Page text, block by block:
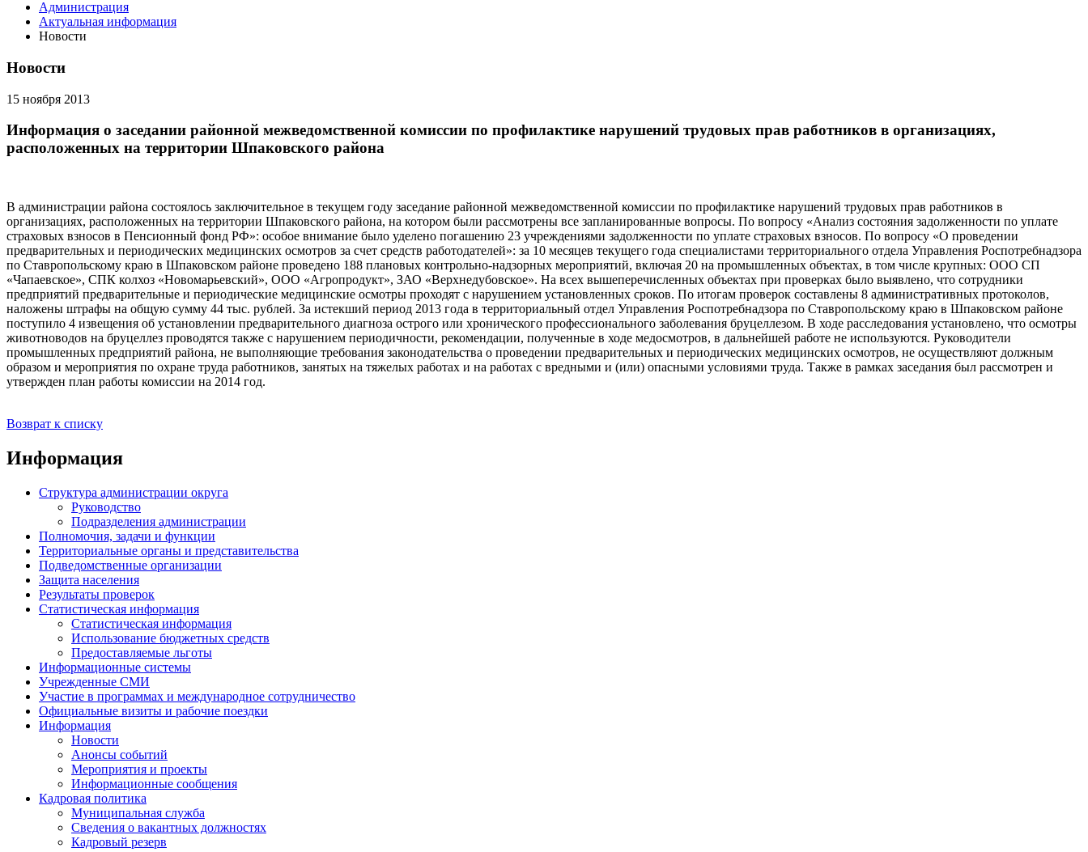
Администрация
Актуальная информация
Новости
Новости
15 ноября 2013
Информация о заседании районной межведомственной комиссии по профилактике нарушений трудовых прав работников в организациях,
расположенных на территории Шпаковского района
В администрации района состоялось заключительное в текущем году заседание районной межведомственной комиссии по профилактике нарушений трудовых прав работников в
организациях, расположенных на территории Шпаковского района, на котором были рассмотрены все запланированные вопросы. По вопросу «Анализ состояния задолженности по уплате
страховых взносов в Пенсионный фонд РФ»: особое внимание было уделено погашению 23 учреждениями задолженности по уплате страховых взносов. По вопросу «О проведении
предварительных и периодических медицинских осмотров за счет средств работодателей»: за 10 месяцев текущего года специалистами территориального отдела Управления Роспотребнадзора
по Ставропольскому краю в Шпаковском районе проведено 188 плановых контрольно-надзорных мероприятий, включая 20 на промышленных объектах, в том числе крупных: ООО СП
«Чапаевское», СПК колхоз «Новомарьевский», ООО «Агропродукт», ЗАО «Верхнедубовское». На всех вышеперечисленных объектах при проверках было выявлено, что сотрудники
предприятий предварительные и периодические медицинские осмотры проходят с нарушением установленных сроков. По итогам проверок составлены 8 административных протоколов,
наложены штрафы на общую сумму 44 тыс. рублей. За истекший период 2013 года в территориальный отдел Управления Роспотребнадзора по Ставропольскому краю в Шпаковском районе
поступило 4 извещения об установлении предварительного диагноза острого или хронического профессионального заболевания бруцеллезом. В ходе расследования установлено, что осмотры
животноводов на бруцеллез проводятся также с нарушением периодичности, рекомендации, полученные в ходе медосмотров, в дальнейшей работе не используются. Руководители
промышленных предприятий района, не выполняющие требования законодательства о проведении предварительных и периодических медицинских осмотров, не осуществляют должным
образом и мероприятия по охране труда работников, занятых на тяжелых работах и на работах с вредными и (или) опасными условиями труда. Также в рамках заседания был рассмотрен и
утвержден план работы комиссии на 2014 год.
Возврат к списку
Информация
Структура администрации округа
Руководство
Подразделения администрации
Полномочия, задачи и функции
Территориальные органы и представительства
Подведомственные организации
Защита населения
Результаты проверок
Статистическая информация
Статистическая информация
Использование бюджетных средств
Предоставляемые льготы
Информационные системы
Учрежденные СМИ
Участие в программах и международное сотрудничество
Официальные визиты и рабочие поездки
Информация
Новости
Анонсы событий
Мероприятия и проекты
Информационные сообщения
Кадровая политика
Муниципальная служба
Сведения о вакантных должностях
Кадровый резерв